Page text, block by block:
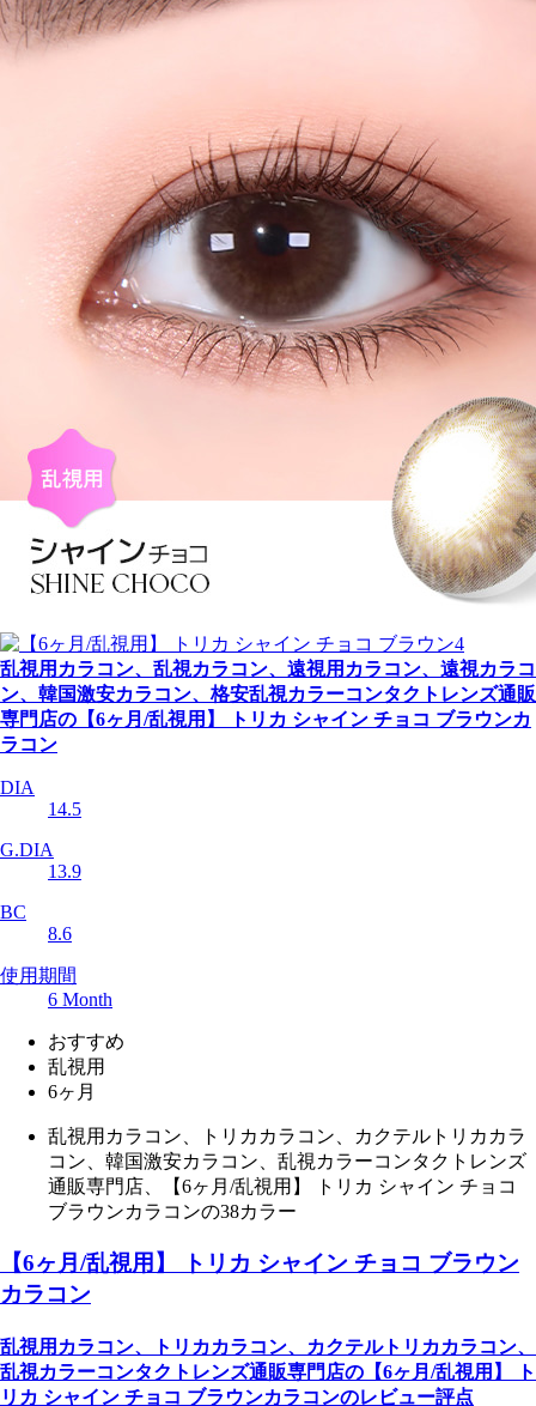
乱視用カラコン、乱視カラコン、遠視用カラコン、遠視カラコ
ン、韓国激安カラコン、格安乱視カラーコンタクトレンズ通販
専門店の【6ヶ月/乱視用】 トリカ シャイン チョコ ブラウンカ
ラコン
DIA
14.5
G.DIA
13.9
BC
8.6
使用期間
6 Month
おすすめ
乱視用
6ヶ月
乱視用カラコン、トリカカラコン、カクテルトリカカラ
コン、韓国激安カラコン、乱視カラーコンタクトレンズ
通販専門店、【6ヶ月/乱視用】 トリカ シャイン チョコ
ブラウンカラコンの38カラー
【6ヶ月/乱視用】 トリカ シャイン チョコ ブラウン
カラコン
乱視用カラコン、トリカカラコン、カクテルトリカカラコン、
乱視カラーコンタクトレンズ通販専門店の【6ヶ月/乱視用】 ト
リカ シャイン チョコ ブラウンカラコンのレビュー評点